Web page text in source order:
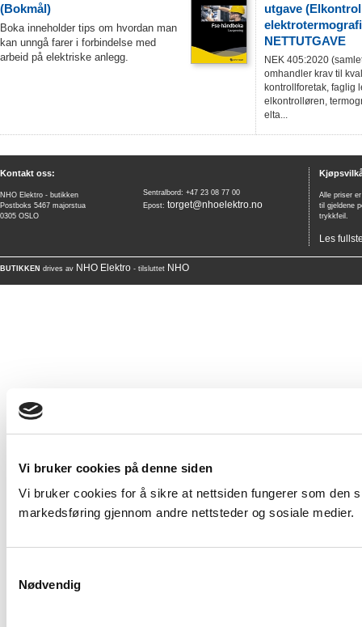
Vi bruker cookies på denne siden
Vi bruker cookies for å sikre at nettsiden fungerer som den
markedsføring gjennom andre nettsteder og sosiale medier.
Nødvendig
(Bokmål)
Boka inneholder tips om hvordan man
kan unngå farer i forbindelse med
arbeid på elektriske anlegg.
utgave
NETTUTGAVE
NEK 405:2020
omhandler krav til
kontrollforetak, faglig
elkontrolløren,
elta...
Kontakt oss:
NHO Elektro - butikken
Postboks 5467 majorstua
0305 OSLO
Sentralbord: +47 23 08 77 00
Epost: torget@nhoelektro.no
Alle priser
til gjeldene
trykkfeil.
Les
BUTIKKEN drives av NHO Elektro - tilsluttet NHO